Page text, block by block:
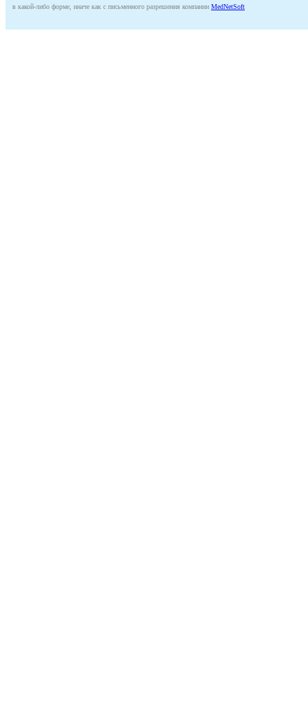
в какой-либо форме, иначе как с письменного разрешения компании MedNetSoft